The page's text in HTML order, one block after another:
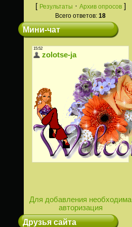
[ Результаты · Архив опросов]
Всего ответов: 18
Мини-чат
Для добавления необходима
авторизация
Друзья сайта